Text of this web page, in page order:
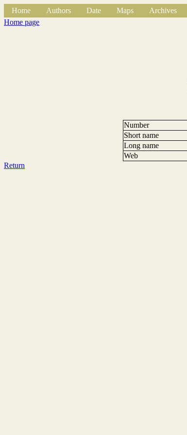
Home Authors Date Maps Archives
Home page
Number
Short name
Long name
Web
Return